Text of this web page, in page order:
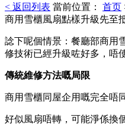
< 返回列表 當前位置： 首页
商用雪櫃風扇點樣升級先至
諗下呢個情景：餐廳部商用
修技術已經升級咗好多，唔
傳統維修方法嘅局限
商用雪櫃同屋企用嘅完全唔
好似風扇唔轉，可能淨係換